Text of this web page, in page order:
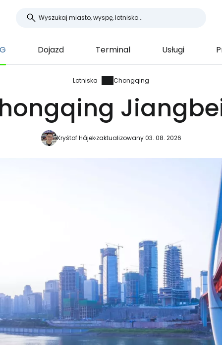
Dojazd Terminal Usługi
Lotniska Chongqing
Kryštof Hájekzaktualizowany 03. 08. 2026